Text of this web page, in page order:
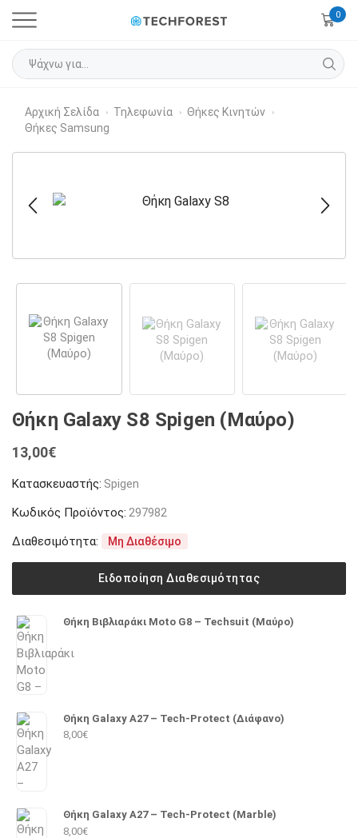
0
Αρχική Σελίδα › Τηλεφωνία › Θήκες Κινητών ›
Θήκες Samsung
Θήκη Galaxy S8 Spigen (Μαύρο)
13,00€
Κατασκευαστής: Spigen
Κωδικός Προϊόντος: 297982
Διαθεσιμότητα:
Μη Διαθέσιμο
Ειδοποίηση Διαθεσιμότητας
Θήκη Βιβλιαράκι Moto G8 – Techsuit (Μαύρο)
Θήκη Galaxy A27 – Tech-Protect (Διάφανο)
8,00€
Θήκη Galaxy A27 – Tech-Protect (Marble)
8,00€